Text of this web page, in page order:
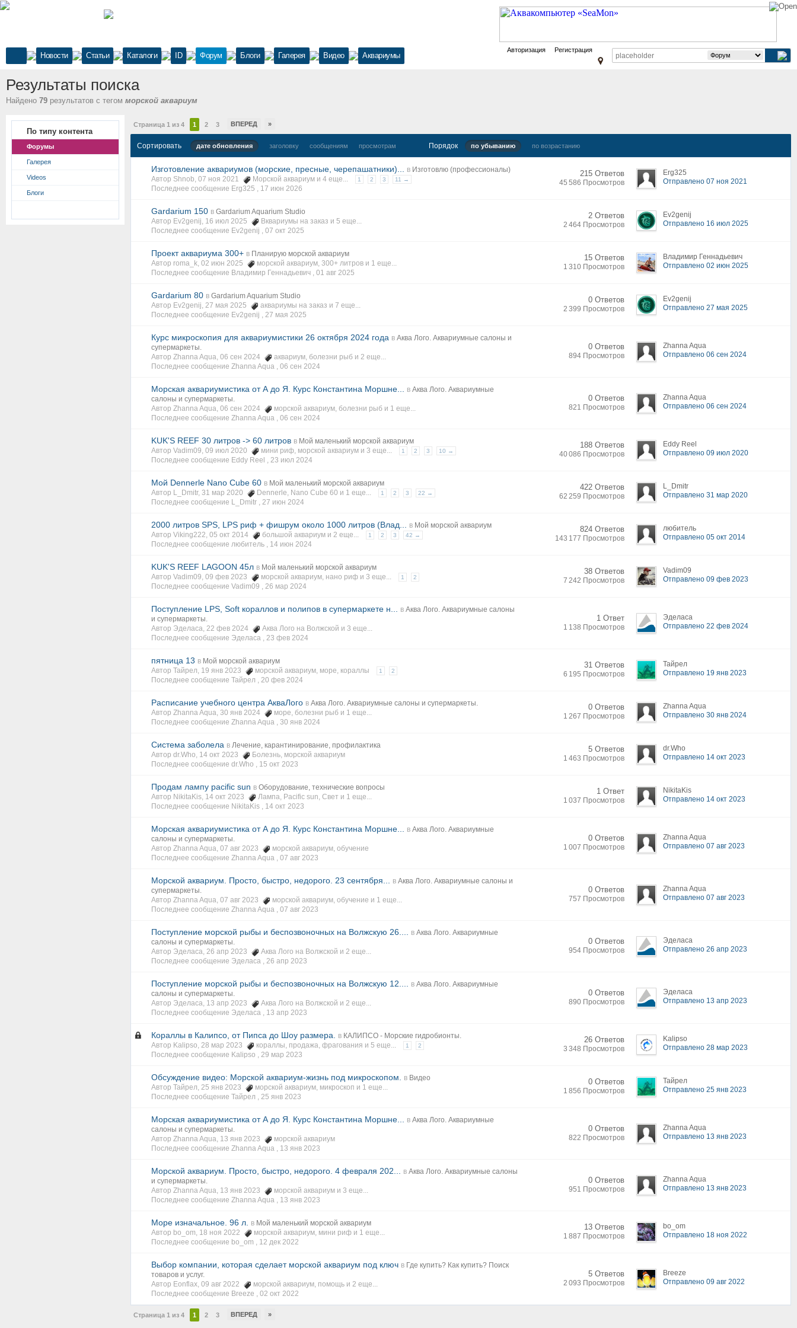
Новости Статьи Каталоги ID Форум Блоги Галерея Видео Аквариумы
Авторизация Регистрация
Результаты поиска
Найдено 79 результатов с тегом морской аквариум
По типу контента
Форумы
Галерея
Videos
Блоги
Страница 1 из 4 1 2 3 ВПЕРЕД »
Сортировать дате обновления заголовку сообщениям просмотрам Порядок по убыванию по возрастанию
Изготовление аквариумов (морские, пресные, черепашатники)... в Изготовлю (профессионалы)
Автор Shnob, 07 ноя 2021
Морской аквариум и 4 еще... 1 2 3 11 →
Последнее сообщение Erg325 , 17 июн 2026
215 Ответов
45 586 Просмотров
Erg325
Отправлено 07 ноя 2021
Gardarium 150 в Gardarium Aquarium Studio
Автор Ev2genij, 16 июл 2025
Вквариумы на заказ и 5 еще...
Последнее сообщение Ev2genij , 07 окт 2025
2 Ответов
2 464 Просмотров
Ev2genij
Отправлено 16 июл 2025
Проект аквариума 300+ в Планирую морской аквариум
Автор roma_k, 02 июн 2025
морской аквариум, 300+ литров и 1 еще...
Последнее сообщение Владимир Геннадьевич , 01 авг 2025
15 Ответов
1 310 Просмотров
Владимир Геннадьевич
Отправлено 02 июн 2025
Gardarium 80 в Gardarium Aquarium Studio
Автор Ev2genij, 27 мая 2025
аквариумы на заказ и 7 еще...
Последнее сообщение Ev2genij , 27 мая 2025
0 Ответов
2 399 Просмотров
Ev2genij
Отправлено 27 мая 2025
Курс микроскопия для аквариумистики 26 октября 2024 года в Аква Лого. Аквариумные салоны и
супермаркеты.
Автор Zhanna Aqua, 06 сен 2024
аквариум, болезни рыб и 2 еще...
Последнее сообщение Zhanna Aqua , 06 сен 2024
0 Ответов
894 Просмотров
Zhanna Aqua
Отправлено 06 сен 2024
Морская аквариумистика от А до Я. Курс Константина Моршне... в Аква Лого. Аквариумные
салоны и супермаркеты.
Автор Zhanna Aqua, 06 сен 2024
морской аквариум, болезни рыб и 1 еще...
Последнее сообщение Zhanna Aqua , 06 сен 2024
0 Ответов
821 Просмотров
Zhanna Aqua
Отправлено 06 сен 2024
KUK'S REEF 30 литров -> 60 литров в Мой маленький морской аквариум
Автор Vadim09, 09 июл 2020
мини риф, морской аквариум и 3 еще... 1 2 3 10 →
Последнее сообщение Eddy Reel , 23 июл 2024
188 Ответов
40 086 Просмотров
Eddy Reel
Отправлено 09 июл 2020
Мой Dennerle Nano Cube 60 в Мой маленький морской аквариум
Автор L_Dmitr, 31 мар 2020
Dennerle, Nano Cube 60 и 1 еще... 1 2 3 22 →
Последнее сообщение L_Dmitr , 27 июн 2024
422 Ответов
62 259 Просмотров
L_Dmitr
Отправлено 31 мар 2020
2000 литров SPS, LPS риф + фишрум около 1000 литров (Влад... в Мой морской аквариум
Автор Viking222, 05 окт 2014
большой аквариум и 2 еще... 1 2 3 42 →
Последнее сообщение любитель , 14 июн 2024
824 Ответов
143 177 Просмотров
любитель
Отправлено 05 окт 2014
KUK'S REEF LAGOON 45л в Мой маленький морской аквариум
Автор Vadim09, 09 фев 2023
морской аквариум, нано риф и 3 еще... 1 2
Последнее сообщение Vadim09 , 26 мар 2024
38 Ответов
7 242 Просмотров
Vadim09
Отправлено 09 фев 2023
Поступление LPS, Soft кораллов и полипов в супермаркете н... в Аква Лого. Аквариумные салоны
и супермаркеты.
Автор Эделаса, 22 фев 2024
Аква Лого на Волжской и 3 еще...
Последнее сообщение Эделаса , 23 фев 2024
1 Ответ
1 138 Просмотров
Эделаса
Отправлено 22 фев 2024
пятница 13 в Мой морской аквариум
Автор Тайрел, 19 янв 2023
морской аквариум, море, кораллы 1 2
Последнее сообщение Тайрел , 20 фев 2024
31 Ответов
6 195 Просмотров
Тайрел
Отправлено 19 янв 2023
Расписание учебного центра АкваЛого в Аква Лого. Аквариумные салоны и супермаркеты.
Автор Zhanna Aqua, 30 янв 2024
море, болезни рыб и 1 еще...
Последнее сообщение Zhanna Aqua , 30 янв 2024
0 Ответов
1 267 Просмотров
Zhanna Aqua
Отправлено 30 янв 2024
Система заболела в Лечение, карантинирование, профилактика
Автор dr.Who, 14 окт 2023
Болезнь, морской аквариум
Последнее сообщение dr.Who , 15 окт 2023
5 Ответов
1 463 Просмотров
dr.Who
Отправлено 14 окт 2023
Продам лампу pacific sun в Оборудование, технические вопросы
Автор NikitaKis, 14 окт 2023
Лампа, Pacific sun, Свет и 1 еще...
Последнее сообщение NikitaKis , 14 окт 2023
1 Ответ
1 037 Просмотров
NikitaKis
Отправлено 14 окт 2023
Морская аквариумистика от А до Я. Курс Константина Моршне... в Аква Лого. Аквариумные
салоны и супермаркеты.
Автор Zhanna Aqua, 07 авг 2023
морской аквариум, обучение
Последнее сообщение Zhanna Aqua , 07 авг 2023
0 Ответов
1 007 Просмотров
Zhanna Aqua
Отправлено 07 авг 2023
Морской аквариум. Просто, быстро, недорого. 23 сентября... в Аква Лого. Аквариумные салоны и
супермаркеты.
Автор Zhanna Aqua, 07 авг 2023
морской аквариум, обучение и 1 еще...
Последнее сообщение Zhanna Aqua , 07 авг 2023
0 Ответов
757 Просмотров
Zhanna Aqua
Отправлено 07 авг 2023
Поступление морской рыбы и беспозвоночных на Волжскую 26.... в Аква Лого. Аквариумные
салоны и супермаркеты.
Автор Эделаса, 26 апр 2023
Аква Лого на Волжской и 2 еще...
Последнее сообщение Эделаса , 26 апр 2023
0 Ответов
954 Просмотров
Эделаса
Отправлено 26 апр 2023
Поступление морской рыбы и беспозвоночных на Волжскую 12.... в Аква Лого. Аквариумные
салоны и супермаркеты.
Автор Эделаса, 13 апр 2023
Аква Лого на Волжской и 2 еще...
Последнее сообщение Эделаса , 13 апр 2023
0 Ответов
890 Просмотров
Эделаса
Отправлено 13 апр 2023
Кораллы в Калипсо, от Пипса до Шоу размера. в КАЛИПСО - Морские гидробионты.
Автор Kalipso, 28 мар 2023
кораллы, продажа, фрагования и 5 еще... 1 2
Последнее сообщение Kalipso , 29 мар 2023
26 Ответов
3 348 Просмотров
Kalipso
Отправлено 28 мар 2023
Обсуждение видео: Морской аквариум-жизнь под микроскопом. в Видео
Автор Тайрел, 25 янв 2023
морской аквариум, микроскоп и 1 еще...
Последнее сообщение Тайрел , 25 янв 2023
0 Ответов
1 856 Просмотров
Тайрел
Отправлено 25 янв 2023
Морская аквариумистика от А до Я. Курс Константина Моршне... в Аква Лого. Аквариумные
салоны и супермаркеты.
Автор Zhanna Aqua, 13 янв 2023
морской аквариум
Последнее сообщение Zhanna Aqua , 13 янв 2023
0 Ответов
822 Просмотров
Zhanna Aqua
Отправлено 13 янв 2023
Морской аквариум. Просто, быстро, недорого. 4 февраля 202... в Аква Лого. Аквариумные салоны
и супермаркеты.
Автор Zhanna Aqua, 13 янв 2023
морской аквариум и 3 еще...
Последнее сообщение Zhanna Aqua , 13 янв 2023
0 Ответов
951 Просмотров
Zhanna Aqua
Отправлено 13 янв 2023
Море изначальное. 96 л. в Мой маленький морской аквариум
Автор bo_om, 18 ноя 2022
морской аквариум, мини риф и 1 еще...
Последнее сообщение bo_om , 12 дек 2022
13 Ответов
1 887 Просмотров
bo_om
Отправлено 18 ноя 2022
Выбор компании, которая сделает морской аквариум под ключ в Где купить? Как купить? Поиск
товаров и услуг.
Автор Eonflax, 09 авг 2022
морской аквариум, помощь и 2 еще...
Последнее сообщение Breeze , 02 окт 2022
5 Ответов
2 093 Просмотров
Breeze
Отправлено 09 авг 2022
Страница 1 из 4 1 2 3 ВПЕРЕД »